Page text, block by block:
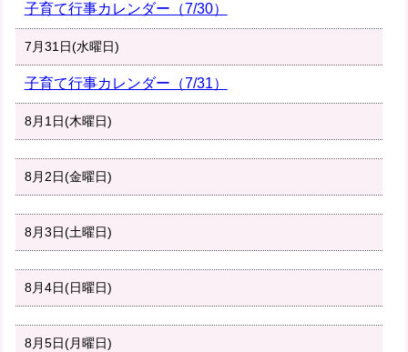
子育て行事カレンダー（7/30）
7月31日(水曜日)
子育て行事カレンダー（7/31）
8月1日(木曜日)
8月2日(金曜日)
8月3日(土曜日)
8月4日(日曜日)
8月5日(月曜日)